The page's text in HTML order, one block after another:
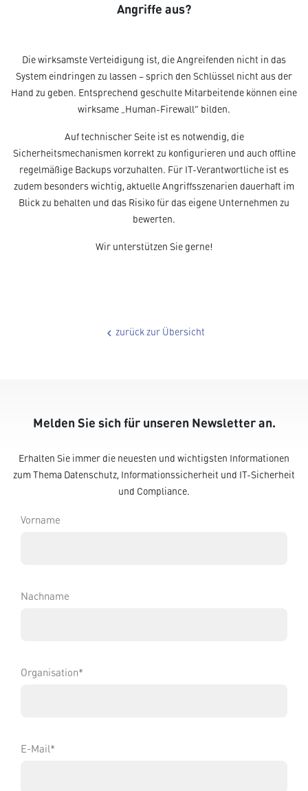
Angriffe aus?
Die wirksamste Verteidigung ist, die Angreifenden nicht in das
System eindringen zu lassen – sprich den Schlüssel nicht aus der
Hand zu geben. Entsprechend geschulte Mitarbeitende können eine
wirksame „Human-Firewall“ bilden.
Auf technischer Seite ist es notwendig, die
Sicherheitsmechanismen korrekt zu konfigurieren und auch offline
regelmäßige Backups vorzuhalten. Für IT-Verantwortliche ist es
zudem besonders wichtig, aktuelle Angriffsszenarien dauerhaft im
Blick zu behalten und das Risiko für das eigene Unternehmen zu
bewerten.
Wir unterstützen Sie gerne!
chevron_left zurück zur Übersicht
Melden Sie sich für unseren Newsletter an.
Erhalten Sie immer die neuesten und wichtigsten Informationen
zum Thema Datenschutz, Informationssicherheit und IT-Sicherheit
und Compliance.
Vorname
Nachname
Organisation*
E-Mail*